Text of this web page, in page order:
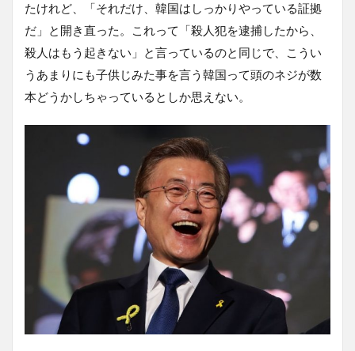
たけれど、「それだけ、韓国はしっかりやっている証拠
だ」と開き直った。これって「殺人犯を逮捕したから、
殺人はもう起きない」と言っているのと同じで、こうい
うあまりにも子供じみた事を言う韓国って頭のネジが数
本どうかしちゃっているとしか思えない。